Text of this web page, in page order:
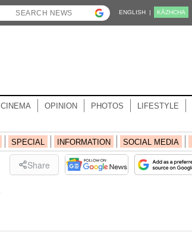
ENGLISH | KĀZHCHA
CINEMA OPINION PHOTOS LIFESTYLE
SPECIAL INFORMATION SOCIAL MEDIA
Share